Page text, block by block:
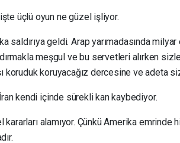
işte üçlü oyun ne güzel işliyor.
saldırıya geldi. Arap yarımadasında
meşgul ve bu servetleri alırken
koruduk koruyacağız dercesine ve adeta
kendi içinde sürekli kan kaybediyor.
kararları alamıyor. Çünkü Amerika